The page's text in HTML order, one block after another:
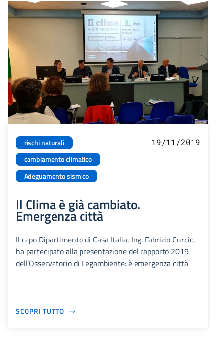
rischi naturali
cambiamento climatico
Adeguamento sismico
19/11/2019
Il Clima è già cambiato.
Emergenza città
Il capo Dipartimento di Casa Italia, Ing. Fabrizio Curcio,
ha partecipato alla presentazione del rapporto 2019
dell’Osservatorio di Legambiente: è emergenza città
SCOPRI TUTTO